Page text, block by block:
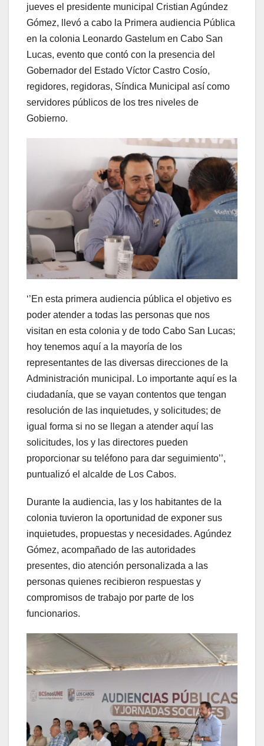
jueves el presidente municipal Cristian Agúndez
Gómez, llevó a cabo la Primera audiencia Pública
en la colonia Leonardo Gastelum en Cabo San
Lucas, evento que contó con la presencia del
Gobernador del Estado Víctor Castro Cosío,
regidores, regidoras, Síndica Municipal así como
servidores públicos de los tres niveles de
Gobierno.
‘’En esta primera audiencia pública el objetivo es
poder atender a todas las personas que nos
visitan en esta colonia y de todo Cabo San Lucas;
hoy tenemos aquí a la mayoría de los
representantes de las diversas direcciones de la
Administración municipal. Lo importante aquí es la
ciudadanía, que se vayan contentos que tengan
resolución de las inquietudes, y solicitudes; de
igual forma si no se llegan a atender aquí las
solicitudes, los y las directores pueden
proporcionar su teléfono para dar seguimiento’’,
puntualizó el alcalde de Los Cabos.
Durante la audiencia, las y los habitantes de la
colonia tuvieron la oportunidad de exponer sus
inquietudes, propuestas y necesidades. Agúndez
Gómez, acompañado de las autoridades
presentes, dio atención personalizada a las
personas quienes recibieron respuestas y
compromisos de trabajo por parte de los
funcionarios.